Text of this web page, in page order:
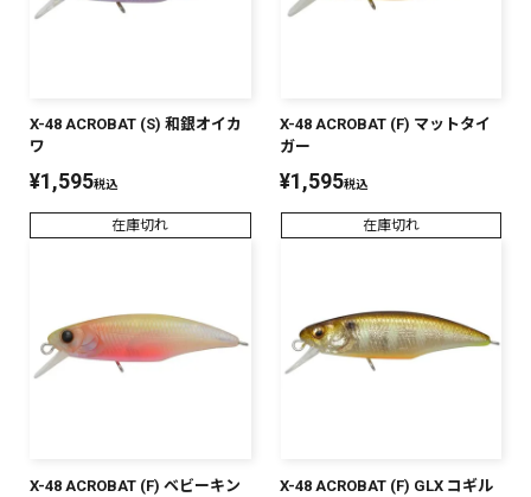
X-48 ACROBAT (S) 和銀オイカ
ワ
¥1,595税込
在庫切れ
X-48 ACROBAT (F) マットタイ
ガー
¥1,595税込
在庫切れ
X-48 ACROBAT (F) ベビーキン
X-48 ACROBAT (F) GLX コギル